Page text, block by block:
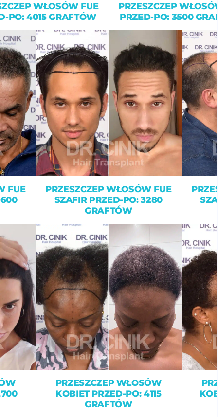
WŁOSÓW FUE
PO: 4015 GRAFTÓW
PRZESZCZEP
PRZED-PO: 3500
FUE
PRZESZCZEP WŁOSÓW FUE
SZAFIR PRZED-PO: 3280
GRAFTÓW
PRZESZCZEP WŁOSÓW
KOBIET PRZED-PO: 4115
GRAFTÓW